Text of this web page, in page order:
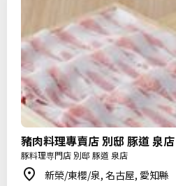
豬肉料理專賣店 別邸 豚道 泉店
豚料理専門店 別邸 豚道 泉店
新榮/東櫻/泉, 名古屋, 愛知縣